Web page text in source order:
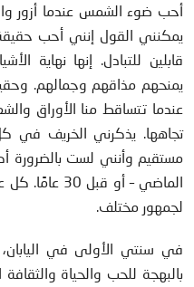
أحب ضوء الشمس عندما أزور
يمكنني القول إنني أحب
قابلين للتبادل. إنها نهاية
يمنحهم مذاقهم وجمالهم.
عندما تتساقط منا الأوراق
تجاهها. يذكرني الخريف في
مستقيم وأنني لست بالضرورة
الماضي – أو
لجمهور مختلف.
في سنتي الأولى في
بالبهجة للحب والحياة